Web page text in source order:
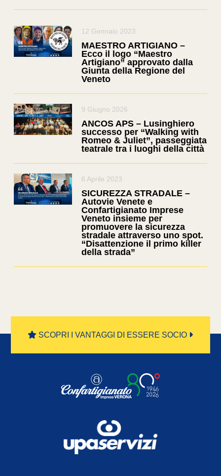
12 Gennaio 2023
MAESTRO ARTIGIANO –
Ecco il logo “Maestro
Artigiano” approvato dalla
Giunta della Regione del
Veneto
9 Giugno 2026
ANCOS APS – Lusinghiero
successo per “Walking with
Romeo & Juliet”, passeggiata
teatrale tra i luoghi della città
6 Aprile 2023
SICUREZZA STRADALE –
Autovie Venete e
Confartigianato Imprese
Veneto insieme per
promuovere la sicurezza
stradale attraverso uno spot.
“Disattenzione il primo killer
della strada”
SCOPRI I VANTAGGI DI ESSERE SOCIO